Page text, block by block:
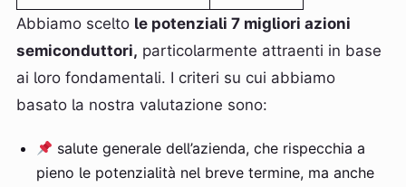
Abbiamo scelto le potenziali 7 migliori azioni
semiconduttori, particolarmente attraenti in base
ai loro fondamentali. I criteri su cui abbiamo
basato la nostra valutazione sono:
salute generale dell’azienda, che rispecchia a
pieno le potenzialità nel breve termine, ma anche